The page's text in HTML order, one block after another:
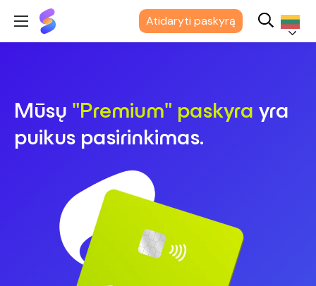
"Suits
Me® Atidaryti paskyrą
Mūsų "Premium" paskyra yra
puikus pasirinkimas.